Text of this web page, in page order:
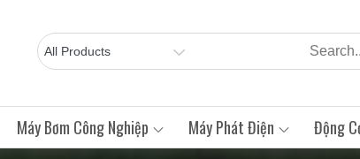
Máy Bơm Công Nghiệp Máy Phát Điện Động